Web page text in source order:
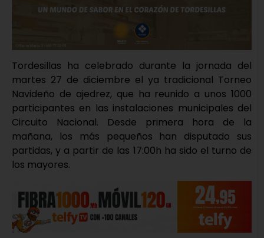
Tordesillas ha celebrado durante la jornada del
martes 27 de diciembre el ya tradicional Torneo
Navideño de ajedrez, que ha reunido a unos 1000
participantes en las instalaciones municipales del
Circuito Nacional. Desde primera hora de la
mañana, los más pequeños han disputado sus
partidas, y a partir de las 17:00h ha sido el turno de
los mayores.